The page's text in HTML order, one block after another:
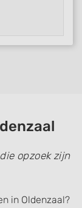
opzoek zijn
in Oldenzaal?